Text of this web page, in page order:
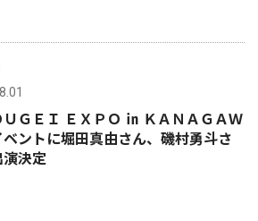
ＵＧＥＩ ＥＸＰＯ ㏌ ＫＡＮＡＧＡＷ
ベントに堀田真由さん、磯村勇斗さ
演決定